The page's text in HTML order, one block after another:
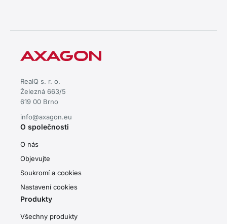
RealQ s. r. o.
Železná 663/5
619 00 Brno
info@axagon.eu
O společnosti
O nás
Objevujte
Soukromí a cookies
Nastavení cookies
Produkty
Všechny produkty